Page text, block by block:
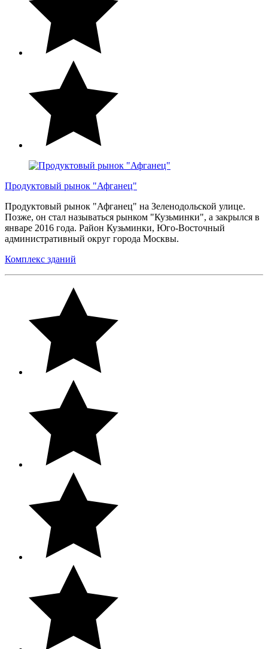
Продуктовый рынок "Афганец"
Продуктовый рынок "Афганец" на Зеленодольской улице.
Позже, он стал называться рынком "Кузьминки", а закрылся в
январе 2016 года. Район Кузьминки, Юго-Восточный
административный округ города Москвы.
Комплекс зданий